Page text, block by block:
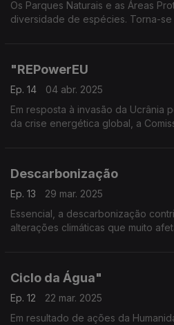
Os Parques Naturais e as Áreas
diversidade de espécies. Torna-
"REPowerEU
Ep. 14
04 abr. 2025
Em resposta à invasão da Ucrânia
da crise energética global, a
Descarbonização
Ep. 13
29 mar. 2025
Essencial, a descarbonização
alterações climáticas que muito
Ciclo da Água"
Ep. 12
22 mar. 2025
Em resultado de ações da